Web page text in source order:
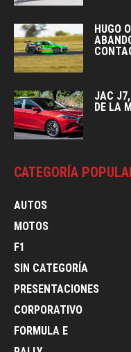
HUGO
JAC
DE LA
CATEGORÍA
AUTOS
MOTOS
F1
SIN CATEGORÍA
PRESENTACIONES
CORPORATIVO
FORMULA E